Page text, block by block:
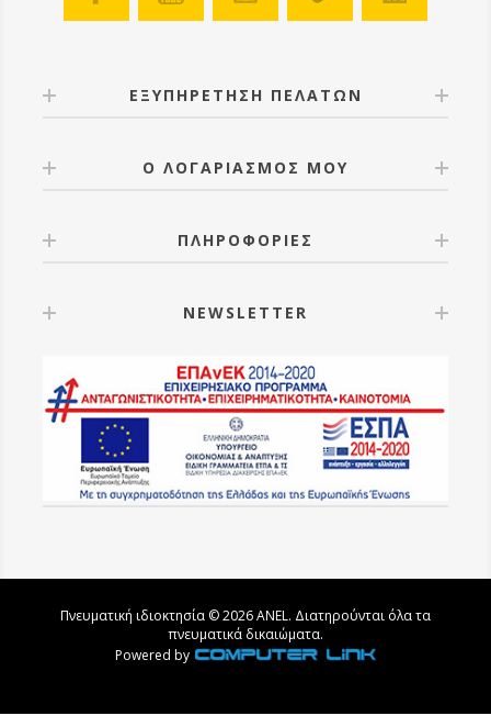
ΕΞΥΠΗΡΕΤΗΣΗ ΠΕΛΑΤΩΝ
Ο ΛΟΓΑΡΙΑΣΜΟΣ ΜΟΥ
ΠΛΗΡΟΦΟΡΙΕΣ
NEWSLETTER
Πνευματική ιδιοκτησία © 2026 ANEL. Διατηρούνται όλα τα
πνευματικά δικαιώματα.
Powered by